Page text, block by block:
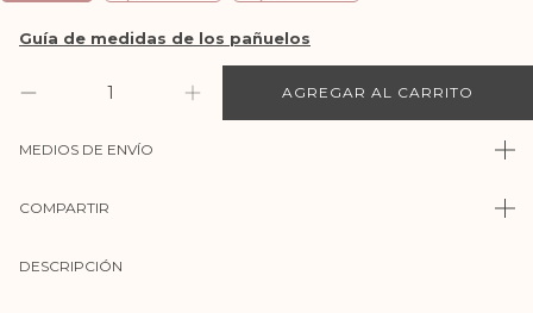
MEDIOS DE ENVÍO
COMPARTIR
DESCRIPCIÓN